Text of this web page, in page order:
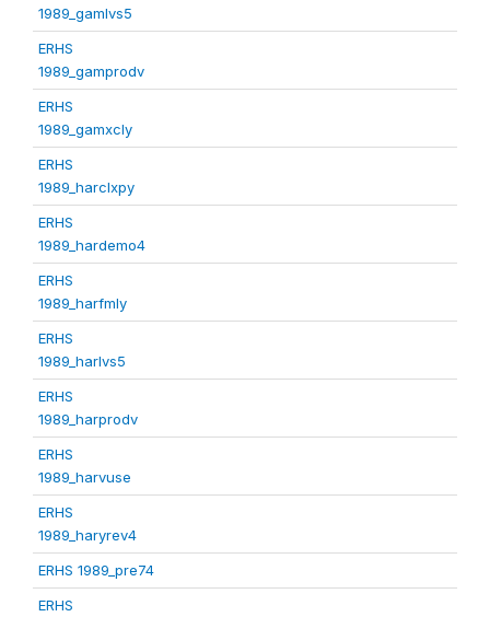
1989_gamlvs5
ERHS
1989_gamprodv
ERHS
1989_gamxcly
ERHS
1989_harclxpy
ERHS
1989_hardemo4
ERHS
1989_harfmly
ERHS
1989_harlvs5
ERHS
1989_harprodv
ERHS
1989_harvuse
ERHS
1989_haryrev4
ERHS 1989_pre74
ERHS